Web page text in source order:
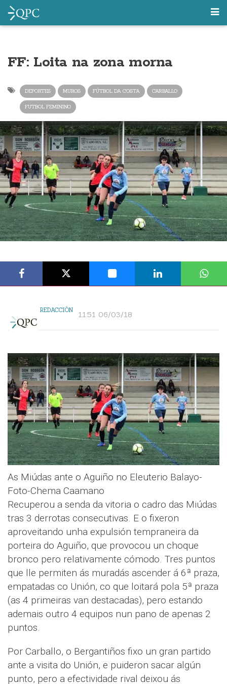
FF: Loita na zona morna
DEPORTES MUROS FÚTBOL DA COSTA CARBALLO
FUTBOL FEMININO
REDACCIÓN 11:51 06/03/18
As Miúdas ante o Aguiño no Eleuterio Balayo-
Foto-Chema Caamano
Recuperou a senda da vitoria o cadro das Miúdas
tras 3 derrotas consecutivas. E o fixeron
aproveitando unha expulsión tempraneira da
porteira do Aguiño, que provocou un choque
bronco pero relativamente cómodo. Tres puntos
que lle permiten ás muradás ascender á 6ª praza,
empatadas co Unión, co que loitará pola 5ª praza
(as 4 primeiras van destacadas), pero estando
ademais outro 4 equipos nun pano de apenas 2
puntos.
Por Carballo, o Bergantiños fixo un gran partido
ante a visita do Unión, e puideron sacar algún
punto, pero a efectividade rival deixou ás